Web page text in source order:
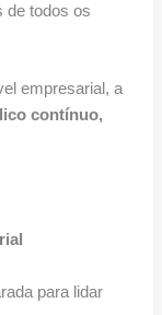
de todos os
empresarial, a
contínuo,
para lidar